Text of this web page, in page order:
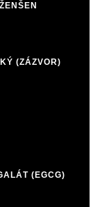
(ZÁZVOR)
(EGCG)